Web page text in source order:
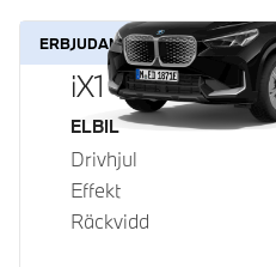
ERBJUDANDE
iX1 eDrive20
Bränsle
ELBIL
Drivhjul
Effekt
Räckvidd